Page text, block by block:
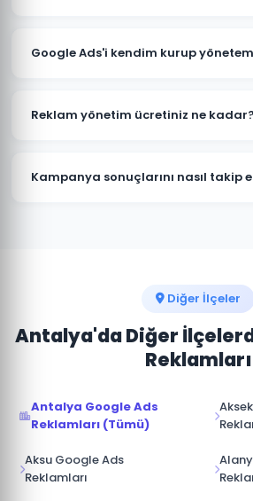
TL ile başlanabilir. Ancak anlamlı
Google Ads'i kendim kurup
kampanyalar bütçenizi hızla tüketir.
artırmaktadır.
Reklam yönetim ücretiniz ne kadar?
%15-20'si arasında değişmektedir.
Kampanya sonuçlarını nasıl takip
Diğer İlçeler
Antalya'da Diğer
Reklamları
Antalya Google Ads
Reklamları (Tümü)
Aksu Google Ads
Reklamları